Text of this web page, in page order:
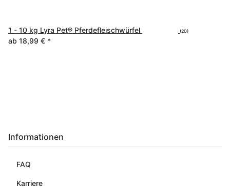
1 - 10 kg Lyra Pet® Pferdefleischwürfel (20)
ab 18,99 € *
Informationen
FAQ
Karriere